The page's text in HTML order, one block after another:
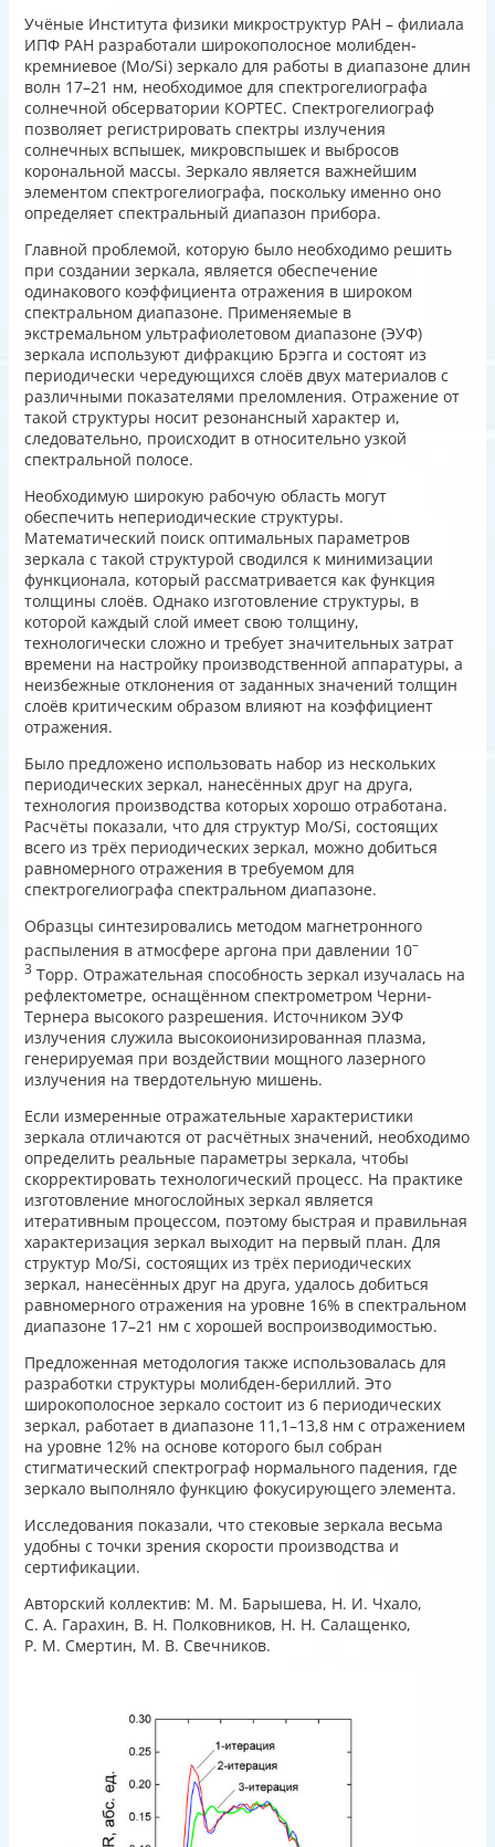
Учёные Института физики микроструктур РАН – филиала
ИПФ РАН разработали широкополосное молибден-
кремниевое (Mo/Si) зеркало для работы в диапазоне длин
волн 17–21 нм, необходимое для спектрогелиографа
солнечной обсерватории КОРТЕС. Спектрогелиограф
позволяет регистрировать спектры излучения
солнечных вспышек, микровспышек и выбросов
корональной массы. Зеркало является важнейшим
элементом спектрогелиографа, поскольку именно оно
определяет спектральный диапазон прибора.
Главной проблемой, которую было необходимо решить
при создании зеркала, является обеспечение
одинакового коэффициента отражения в широком
спектральном диапазоне. Применяемые в
экстремальном ультрафиолетовом диапазоне (ЭУФ)
зеркала используют дифракцию Брэгга и состоят из
периодически чередующихся слоёв двух материалов с
различными показателями преломления. Отражение от
такой структуры носит резонансный характер и,
следовательно, происходит в относительно узкой
спектральной полосе.
Необходимую широкую рабочую область могут
обеспечить непериодические структуры.
Математический поиск оптимальных параметров
зеркала с такой структурой сводился к минимизации
функционала, который рассматривается как функция
толщины слоёв. Однако изготовление структуры, в
которой каждый слой имеет свою толщину,
технологически сложно и требует значительных затрат
времени на настройку производственной аппаратуры, а
неизбежные отклонения от заданных значений толщин
слоёв критическим образом влияют на коэффициент
отражения.
Было предложено использовать набор из нескольких
периодических зеркал, нанесённых друг на друга,
технология производства которых хорошо отработана.
Расчёты показали, что для структур Mo/Si, состоящих
всего из трёх периодических зеркал, можно добиться
равномерного отражения в требуемом для
спектрогелиографа спектральном диапазоне.
Образцы синтезировались методом магнетронного
распыления в атмосфере аргона при давлении 10–
3 Торр. Отражательная способность зеркал изучалась на
рефлектометре, оснащённом спектрометром Черни-
Тернера высокого разрешения. Источником ЭУФ
излучения служила высокоионизированная плазма,
генерируемая при воздействии мощного лазерного
излучения на твердотельную мишень.
Если измеренные отражательные характеристики
зеркала отличаются от расчётных значений, необходимо
определить реальные параметры зеркала, чтобы
скорректировать технологический процесс. На практике
изготовление многослойных зеркал является
итеративным процессом, поэтому быстрая и правильная
характеризация зеркал выходит на первый план. Для
структур Mo/Si, состоящих из трёх периодических
зеркал, нанесённых друг на друга, удалось добиться
равномерного отражения на уровне 16% в спектральном
диапазоне 17–21 нм с хорошей воспроизводимостью.
Предложенная методология также использовалась для
разработки структуры молибден-бериллий. Это
широкополосное зеркало состоит из 6 периодических
зеркал, работает в диапазоне 11,1–13,8 нм с отражением
на уровне 12% на основе которого был собран
стигматический спектрограф нормального падения, где
зеркало выполняло функцию фокусирующего элемента.
Исследования показали, что стековые зеркала весьма
удобны с точки зрения скорости производства и
сертификации.
Авторский коллектив: М. М. Барышева, Н. И. Чхало,
С. А. Гарахин, В. Н. Полковников, Н. Н. Салащенко,
Р. М. Смертин, М. В. Свечников.